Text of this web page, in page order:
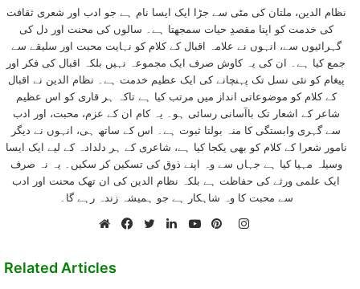
نظام الدین، ملتان کی مٹی سے جڑا ایک ایسا نام ہے جو ادب اور شعری ثقافت
کی خدمت کو اپنا مقصدِ حیات سمجھتا ہے۔ سالوں کی محنت اور دل کی
گہرائیوں سے، انہوں نے علامہ اقبال کے کلام کو نہایت محبت اور سلیقے سے
جمع کیا ہے۔ ان کی یہ کاوش صرف ایک مجموعہ نہیں بلکہ اقبال کی فکر اور
پیغام کو نئی نسل تک پہنچانے کی ایک عظیم خدمت ہے۔ نظام الدین نے اقبال
کے کلام کو موضوعاتی انداز میں مرتب کیا ہے تاکہ ہر قاری کو اس عظیم
شاعر کے اشعار تک باآسانی رسائی ہو۔ یہ کام ان کے عزم، محبت، اور ادب
سے گہری وابستگی کا منہ بولتا ثبوت ہے۔ اس کے ساتھ ہی، انہوں نے دیگر
نامور شعرا کے کلام کو بھی یکجا کیا ہے، شاعری کے ہر دلدادہ کے لیے ایک ایسا
وسیلہ مہیا کیا ہے جہاں سے وہ اپنے ذوق کی تسکین کر سکیں۔ یہ نہ صرف
ایک علمی ورثے کی حفاظت ہے بلکہ نظام الدین کی ان تھک محنت اور ادب
سے محبت کا وہ شاہکار ہے جو ہمیشہ زندہ رہے گا۔
Instagram
Related Articles